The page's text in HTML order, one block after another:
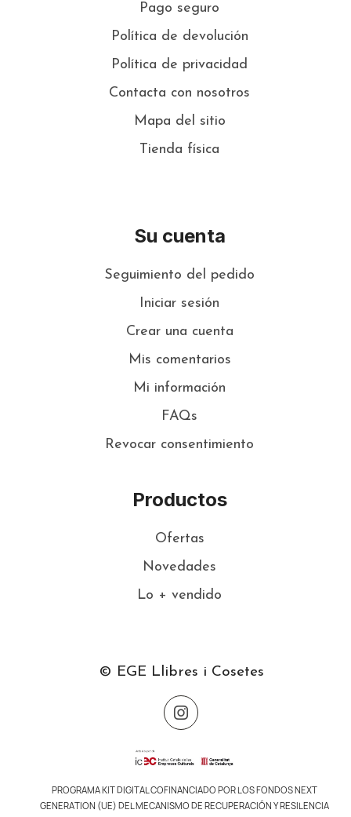
Pago seguro
Política de devolución
Política de privacidad
Contacta con nosotros
Mapa del sitio
Tienda física
Su cuenta
Seguimiento del pedido
Iniciar sesión
Crear una cuenta
Mis comentarios
Mi información
FAQs
Revocar consentimiento
Productos
Ofertas
Novedades
Lo + vendido
© EGE Llibres i Cosetes
PROGRAMA KIT DIGITAL COFINANCIADO POR LOS FONDOS NEXT
GENERATION (UE) DEL MECANISMO DE RECUPERACIÓN Y RESILENCIA